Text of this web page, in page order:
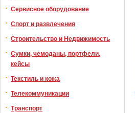
Сервисное оборудование
Спорт и развлечения
Строительство и Недвижимость
Сумки, чемоданы, портфели,
кейсы
Текстиль и кожа
Телекоммуникации
Транспорт